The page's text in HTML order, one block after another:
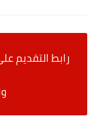
رابط التقديم